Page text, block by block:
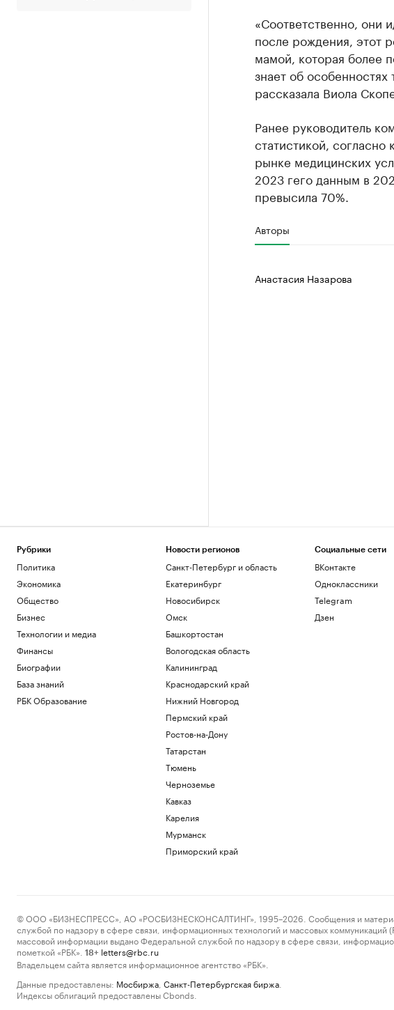
«Соответственно, они
после рождения, этот
мамой, которая более
знает об
рассказала Виола
Ранее руководитель
статистикой,
рынке медицинских
2023 гего данным в
превысила 70%.
Авторы
Анастасия Назарова
Рубрики
Политика
Экономика
Общество
Бизнес
Технологии и медиа
Финансы
Биографии
База знаний
РБК Образование
Новости регионов
Санкт-Петербург и область
Екатеринбург
Новосибирск
Омск
Башкортостан
Вологодская область
Калининград
Краснодарский край
Нижний Новгород
Пермский край
Ростов-на-Дону
Татарстан
Тюмень
Черноземье
Кавказ
Карелия
Мурманск
Приморский край
Социальные сети
ВКонтакте
Одноклассники
Telegram
Дзен
© ООО «БИЗНЕСПРЕСС», АО «РОСБИЗНЕСКОНСАЛТИНГ», 1995–2026. Сообщения и
службой по надзору в сфере связи, информационных технологий и массовых
массовой информации выдано Федеральной службой по надзору в сфере связи,
пометкой «РБК».
18+ letters@rbc.ru
Владельцем сайта является информационное агентство «РБК».
Данные предоставлены: Мосбиржа Санкт-Петербургская биржа
Индексы облигаций предоставлены Cbonds.